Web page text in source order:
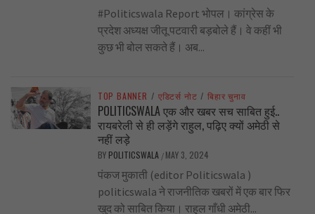
#Politicswala Report भोपल। कांग्रेस के
प्रदेश अध्यक्ष जीतू पटवारी बड़बोले हैं। वे कहीं भी
कुछ भी बोल सकते हैं। अब...
TOP BANNER / एडिटर्स नोट / बिहार चुनाव
POLITICSWALA एक और खबर सच साबित हुई..
रायबरेली से ही लड़ेंगे राहुल, पढ़िए क्यों अमेठी से
नहीं लड़े
BY POLITICSWALA / MAY 3, 2024
पंकज मुकाती (editor Politicswala )
politicswala ने राजनीतिक खबरों में एक बार फिर
खुद को साबित किया। राहुल गाँधी अमेठी...